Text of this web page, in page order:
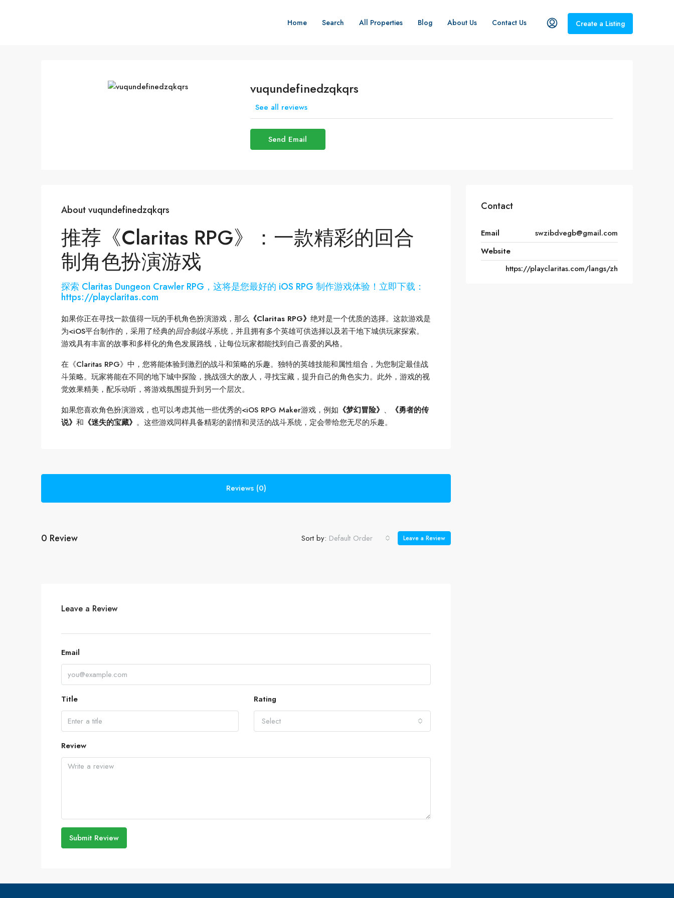
Home Search All Properties Blog About Us Contact Us Create a Listing
vuqundefinedzqkqrs
See all reviews
Send Email
About vuqundefinedzqkqrs
推荐《Claritas RPG》：一款精彩的回合
制角色扮演游戏
探索 Claritas Dungeon Crawler RPG，这将是您最好的 iOS RPG 制作游戏体验！立即下载：
https://playclaritas.com
如果你正在寻找一款值得一玩的手机角色扮演游戏，那么 《Claritas RPG》 绝对是一个优质的选择。这款游戏是
为<iOS平台制作的，采用了经典的回合制战斗系统，并且拥有多个英雄可供选择以及若干地下城供玩家探索。
游戏具有丰富的故事和多样化的角色发展路线，让每位玩家都能找到自己喜爱的风格。
在《Claritas RPG》中，您将能体验到激烈的战斗和策略的乐趣。独特的英雄技能和属性组合，为您制定最佳战
斗策略。玩家将能在不同的地下城中探险，挑战强大的敌人，寻找宝藏，提升自己的角色实力。此外，游戏的视
觉效果精美，配乐动听，将游戏氛围提升到另一个层次。
如果您喜欢角色扮演游戏，也可以考虑其他一些优秀的<iOS RPG Maker游戏，例如 《梦幻冒险》 、
《勇者的传
说》 和 《迷失的宝藏》 。这些游戏同样具备精彩的剧情和灵活的战斗系统，定会带给您无尽的乐趣。
Reviews (0)
0 Review Sort by: Default Order Leave a Review
Leave a Review
Email
Title
Rating
Select
Review
Submit Review
Contact
Email
swzibdvegb@gmail.com
Website
https://playclaritas.com/langs/zh